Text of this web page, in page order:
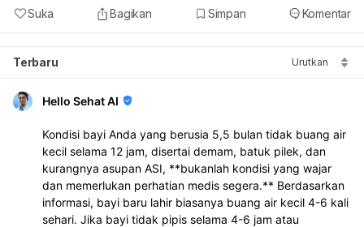
Suka Bagikan Simpan Komentar
Terbaru Urutkan
Hello Sehat AI
Kondisi bayi Anda yang berusia 5,5 bulan tidak buang air
kecil selama 12 jam, disertai demam, batuk pilek, dan
kurangnya asupan ASI, **bukanlah kondisi yang wajar
dan memerlukan perhatian medis segera.** Berdasarkan
informasi, bayi baru lahir biasanya buang air kecil 4-6 kali
sehari. Jika bayi tidak pipis selama 4-6 jam atau